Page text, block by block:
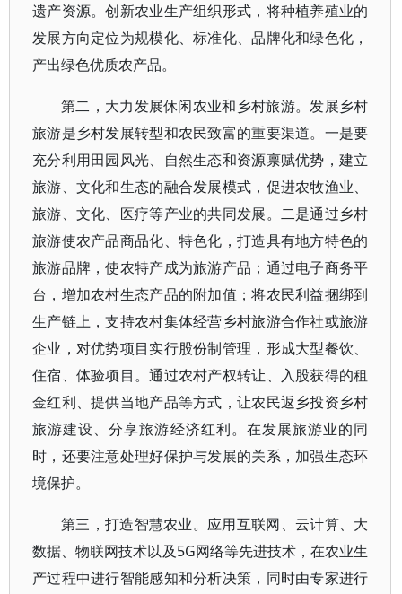
遗产资源。创新农业生产组织形式，将种植养殖业的
发展方向定位为规模化、标准化、品牌化和绿色化，
产出绿色优质农产品。
第二，大力发展休闲农业和乡村旅游。发展乡村
旅游是乡村发展转型和农民致富的重要渠道。一是要
充分利用田园风光、自然生态和资源禀赋优势，建立
旅游、文化和生态的融合发展模式，促进农牧渔业、
旅游、文化、医疗等产业的共同发展。二是通过乡村
旅游使农产品商品化、特色化，打造具有地方特色的
旅游品牌，使农特产成为旅游产品；通过电子商务平
台，增加农村生态产品的附加值；将农民利益捆绑到
生产链上，支持农村集体经营乡村旅游合作社或旅游
企业，对优势项目实行股份制管理，形成大型餐饮、
住宿、体验项目。通过农村产权转让、入股获得的租
金红利、提供当地产品等方式，让农民返乡投资乡村
旅游建设、分享旅游经济红利。在发展旅游业的同
时，还要注意处理好保护与发展的关系，加强生态环
境保护。
第三，打造智慧农业。应用互联网、云计算、大
数据、物联网技术以及5G网络等先进技术，在农业生
产过程中进行智能感知和分析决策，同时由专家进行